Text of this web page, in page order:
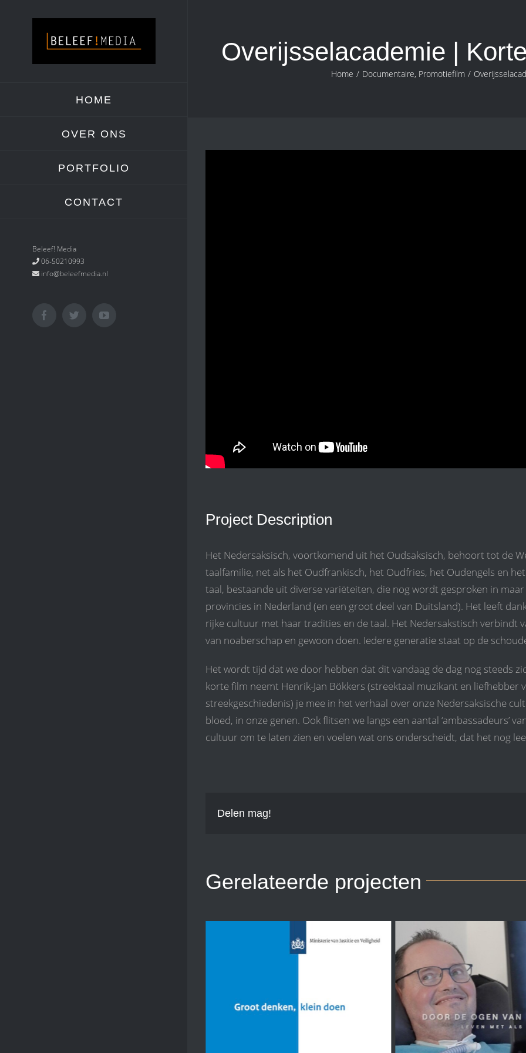
HOME
OVER ONS
PORTFOLIO
CONTACT
Beleef! Media
06-50210993
info@beleefmedia.nl
FacebookTwitterYouTube
Overijsselacademie |
Home / Documentaire, Promotiefilm /
Project Description
Het Nedersaksisch, voortkomend uit het Oudsaksisch, behoort tot de
taalfamilie, net als het Oudfrankisch, het Oudfries, het Oudengels en
taal, bestaande uit diverse variëteiten, die nog wordt gesproken in
provincies in Nederland (en een groot deel van Duitsland). Het leeft
rijke cultuur met haar tradities en de taal. Het Nedersakstisch verbindt
van noaberschap en gewoon doen. Iedere generatie staat op de
Het wordt tijd dat we door hebben dat dit vandaag de dag nog steeds
korte film neemt Henrik-Jan Bökkers (streektaal muzikant en liefhebber
streekgeschiedenis) je mee in het verhaal over onze Nedersaksische
bloed, in onze genen. Ook flitsen we langs een aantal ‘ambassadeurs’
cultuur om te laten zien en voelen wat ons onderscheidt, dat het nog
Delen mag!
Gerelateerde projecten